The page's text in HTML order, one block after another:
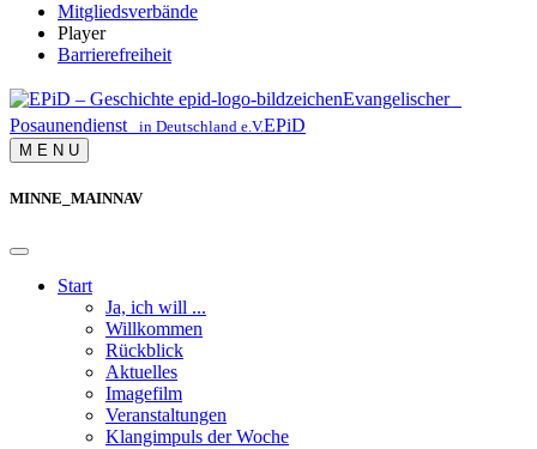
Mitgliedsverbände
Player
Barrierefreiheit
Evangelischer
Posaunendienst in Deutschland e.V.EPiD
M E N U
MINNE_MAINNAV
Start
Ja, ich will ...
Willkommen
Rückblick
Aktuelles
Imagefilm
Veranstaltungen
Klangimpuls der Woche